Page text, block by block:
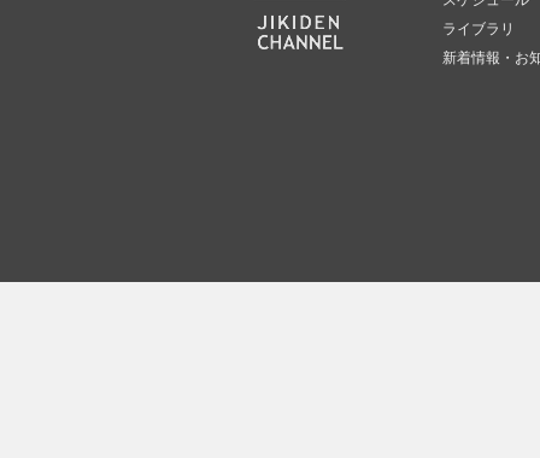
ライブラリ
新着情報・お